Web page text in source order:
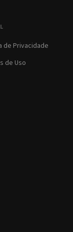
de Privacidade
de Uso